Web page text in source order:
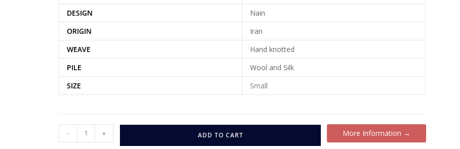
DESIGN
Nain
ORIGIN
Iran
WEAVE
Hand knotted
PILE
Wool and Silk
SIZE
Small
- + ADD TO CART More Information →